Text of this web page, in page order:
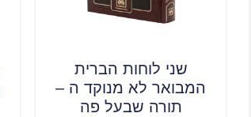
שני לוחות הברית
המבואר לא מנוקד ה –
תורה שבעל פה